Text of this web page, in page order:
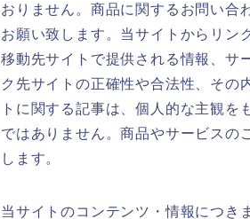
おりません。商品に関するお問い合
お願い致します。当サイトからリン
移動先サイトで提供される情報、サ
ク先サイトの正確性や合法性、その
トに関する記事は、個人的な主観
ではありません。商品やサービスの
します。
当サイトのコンテンツ・情報につき